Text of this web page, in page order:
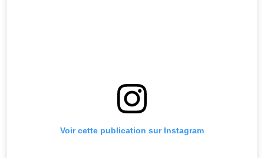
Voir cette publication sur Instagram